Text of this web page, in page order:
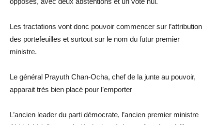
Les tractations vont donc pouvoir commencer sur l’attribution
des portefeuilles et surtout sur le nom du futur premier
ministre.
Le général Prayuth Chan-Ocha, chef de la junte au pouvoir,
apparait très bien placé pour l’emporter
L’ancien leader du parti démocrate, l’ancien premier ministre